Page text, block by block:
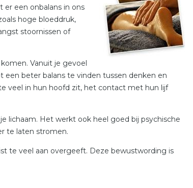
een onbalans in ons
hoge bloeddruk,
stoornissen of
Vanuit je gevoel
een beter balans te vinden tussen denken en
veel in hun hoofd zit, het contact met hun lijf
lichaam. Het werkt ook heel goed bij psychische
te laten stromen.
te veel aan overgeeft. Deze bewustwording is